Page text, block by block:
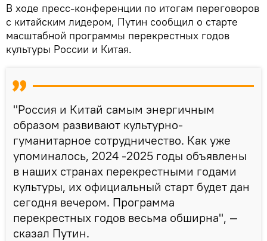
В ходе пресс-конференции по итогам переговоров
с китайским лидером, Путин сообщил о старте
масштабной программы перекрестных годов
культуры России и Китая.
"Россия и Китай самым энергичным
образом развивают культурно-
гуманитарное сотрудничество. Как уже
упоминалось, 2024 -2025 годы объявлены
в наших странах перекрестными годами
культуры, их официальный старт будет дан
сегодня вечером. Программа
перекрестных годов весьма обширна", —
сказал Путин.